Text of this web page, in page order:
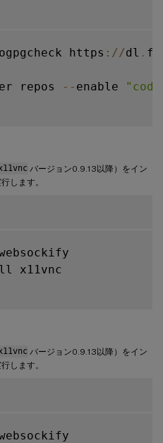
https : / /dl .
repos -- enable
バージョン0.9.13以降）をイン
します。
x11vnc
バージョン0.9.13以降）をイン
します。